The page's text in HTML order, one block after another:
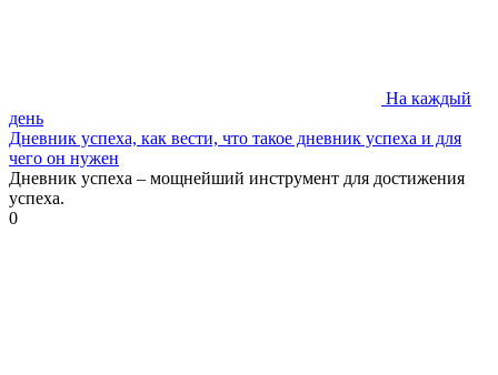
На каждый
день
Дневник успеха, как вести, что такое дневник успеха и для
чего он нужен
Дневник успеха – мощнейший инструмент для достижения
успеха.
0